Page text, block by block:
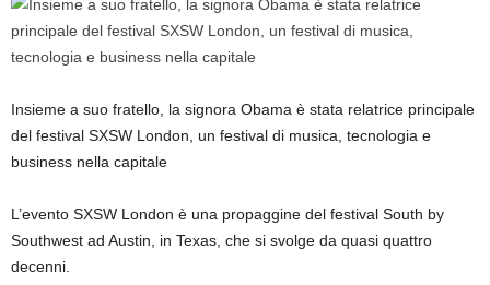
Insieme a suo fratello, la signora Obama è stata relatrice principale
del festival SXSW London, un festival di musica, tecnologia e
business nella capitale
L’evento SXSW London è una propaggine del festival South by
Southwest ad Austin, in Texas, che si svolge da quasi quattro
decenni.